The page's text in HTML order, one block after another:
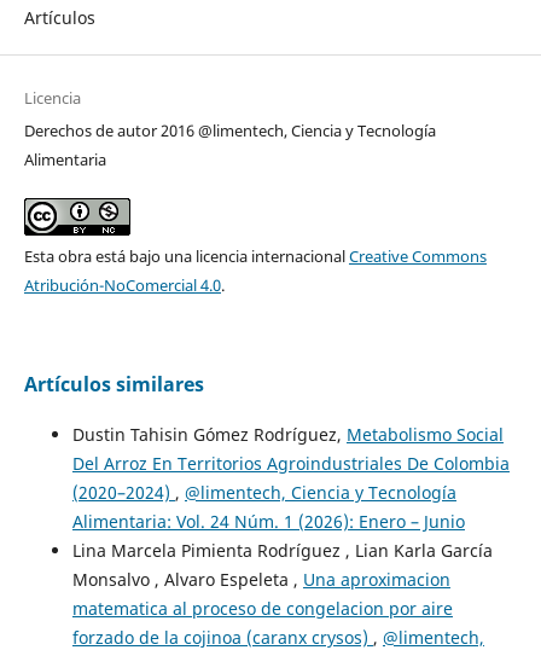
Artículos
Licencia
Derechos de autor 2016 @limentech, Ciencia y Tecnología
Alimentaria
Esta obra está bajo una licencia internacionalCreative Commons
Atribución-NoComercial 4.0.
Artículos similares
Dustin Tahisin Gómez Rodríguez, Metabolismo Social
Del Arroz En Territorios Agroindustriales De Colombia
(2020–2024) , @limentech, Ciencia y Tecnología
Alimentaria: Vol. 24 Núm. 1 (2026): Enero – Junio
Lina Marcela Pimienta Rodríguez , Lian Karla García
Monsalvo , Alvaro Espeleta , Una aproximacion
matematica al proceso de congelacion por aire
forzado de la cojinoa (caranx crysos) , @limentech,